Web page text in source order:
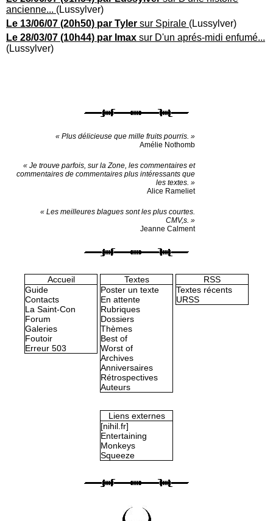
ancienne... (Lussylver)
Le 13/06/07 (20h50) par Tyler sur Spirale (Lussylver)
Le 28/03/07 (10h44) par Imax sur D'un aprés-midi enfumé...
(Lussylver)
« Plus délicieuse que mille fruits pourris. »
Amélie Nothomb
« Je trouve parfois, sur la Zone, les commentaires et
commentaires de commentaires plus intéressants que
les textes. »
Alice Rameliet
« Les meilleures blagues sont les plus courtes.
CMV,s. »
Jeanne Calment
Accueil
Guide
Contacts
La Saint-Con
Forum
Galeries
Foutoir
Erreur 503
Textes
Poster un texte
En attente
Rubriques
Dossiers
Thèmes
Best of
Worst of
Archives
Anniversaires
Rétrospectives
Auteurs
RSS
Textes récents
URSS
Liens externes
[nihil.fr]
Entertaining
Monkeys
Squeeze